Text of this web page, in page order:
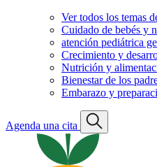
Ver todos los temas
Cuidado de bebés y
atención pediátrica
Crecimiento y
Nutrición y
Bienestar de los
Embarazo y
Agenda una cita